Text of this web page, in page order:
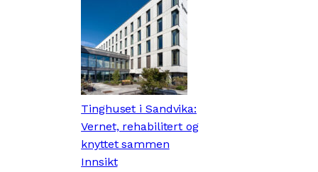
Tinghuset i Sandvika:
Vernet, rehabilitert og
knyttet sammen
Innsikt